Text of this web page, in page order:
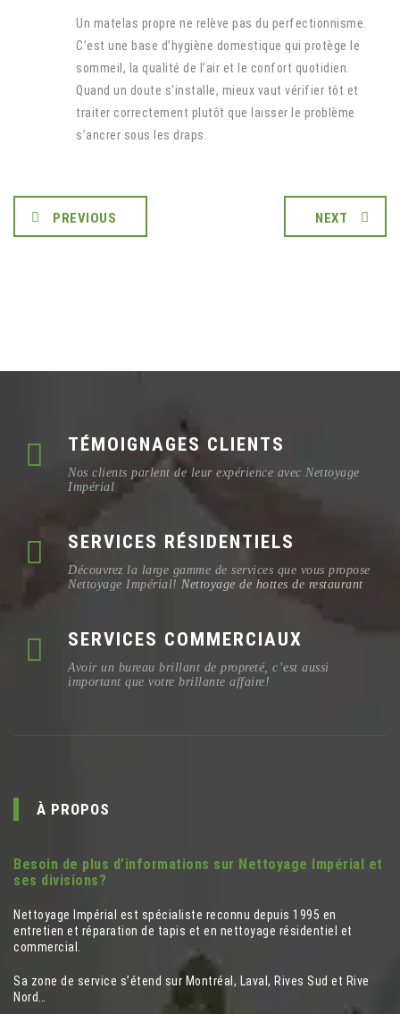
Un matelas propre ne relève pas du perfectionnisme.
C’est une base d’hygiène domestique qui protège le
sommeil, la qualité de l’air et le confort quotidien.
Quand un doute s’installe, mieux vaut vérifier tôt et
traiter correctement plutôt que laisser le problème
s’ancrer sous les draps.
PREVIOUS NEXT
TÉMOIGNAGES CLIENTS
Nos clients parlent de leur expérience avec Nettoyage
Impérial
SERVICES RÉSIDENTIELS
Découvrez la large gamme de services que vous propose
Nettoyage Impérial! Nettoyage de hottes de restaurant
SERVICES COMMERCIAUX
Avoir un bureau brillant de propreté, c’est aussi
important que votre brillante affaire!
À PROPOS
Besoin de plus d’informations sur Nettoyage Impérial et
ses divisions?
Nettoyage Impérial est spécialiste reconnu depuis 1995 en
entretien et réparation de tapis et en nettoyage résidentiel et
commercial.
Sa zone de service s’étend sur Montréal, Laval, Rives Sud et Rive
Nord…